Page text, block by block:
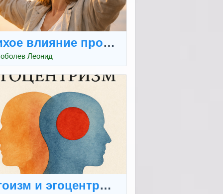
влияние прошлого
Леонид
и эгоцентризм